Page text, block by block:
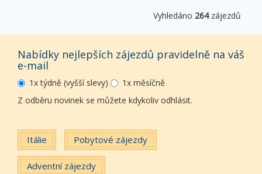
Vyhledáno 264zájezdů
Nabídky nejlepších zájezdů pravidelně na váš
e-mail
1x týdně (vyšší slevy)
1x měsíčně
Z odběru novinek se můžete kdykoliv odhlásit.
Itálie Pobytové zájezdy
Adventní zájezdy